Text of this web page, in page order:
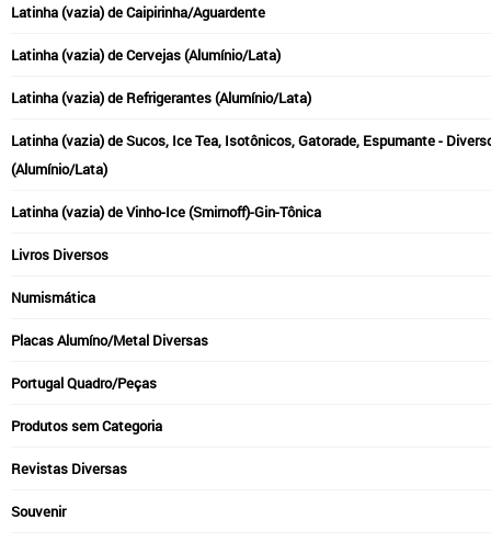
Latinha (vazia) de Caipirinha/Aguardente
Latinha (vazia) de Cervejas (Alumínio/Lata)
Latinha (vazia) de Refrigerantes (Alumínio/Lata)
Latinha (vazia) de Sucos, Ice Tea, Isotônicos, Gatorade, Espumante -
(Alumínio/Lata)
Latinha (vazia) de Vinho-Ice (Smirnoff)-Gin-Tônica
Livros Diversos
Numismática
Placas Alumíno/Metal Diversas
Portugal Quadro/Peças
Produtos sem Categoria
Revistas Diversas
Souvenir